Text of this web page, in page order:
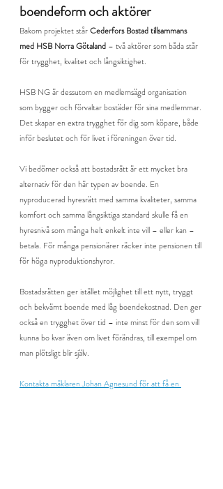
boendeform och aktörer
Bakom projektet står Cederfors Bostad tillsammans
med HSB Norra Götaland – två aktörer som båda står
för trygghet, kvalitet och långsiktighet.
HSB NG är dessutom en medlemsägd organisation
som bygger och förvaltar bostäder för sina medlemmar.
Det skapar en extra trygghet för dig som köpare, både
inför beslutet och för livet i föreningen över tid.
Vi bedömer också att bostadsrätt är ett mycket bra
alternativ för den här typen av boende. En
nyproducerad hyresrätt med samma kvaliteter, samma
komfort och samma långsiktiga standard skulle få en
hyresnivå som många helt enkelt inte vill – eller kan –
betala. För många pensionärer räcker inte pensionen till
för höga nyproduktionshyror.
Bostadsrätten ger istället möjlighet till ett nytt, tryggt
och bekvämt boende med låg boendekostnad. Den ger
också en trygghet över tid – inte minst för den som vill
kunna bo kvar även om livet förändras, till exempel om
man plötsligt blir själv.
Kontakta mäklaren Johan Agnesund för att få en